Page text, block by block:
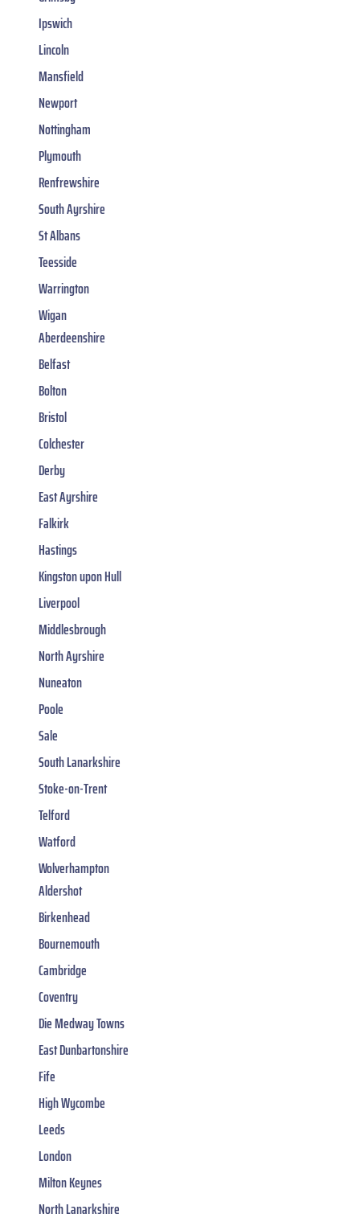
Ipswich
Lincoln
Mansfield
Newport
Nottingham
Plymouth
Renfrewshire
South Ayrshire
St Albans
Teesside
Warrington
Wigan
Aberdeenshire
Belfast
Bolton
Bristol
Colchester
Derby
East Ayrshire
Falkirk
Hastings
Kingston upon Hull
Liverpool
Middlesbrough
North Ayrshire
Nuneaton
Poole
Sale
South Lanarkshire
Stoke-on-Trent
Telford
Watford
Wolverhampton
Aldershot
Birkenhead
Bournemouth
Cambridge
Coventry
Die Medway Towns
East Dunbartonshire
Fife
High Wycombe
Leeds
London
Milton Keynes
North Lanarkshire